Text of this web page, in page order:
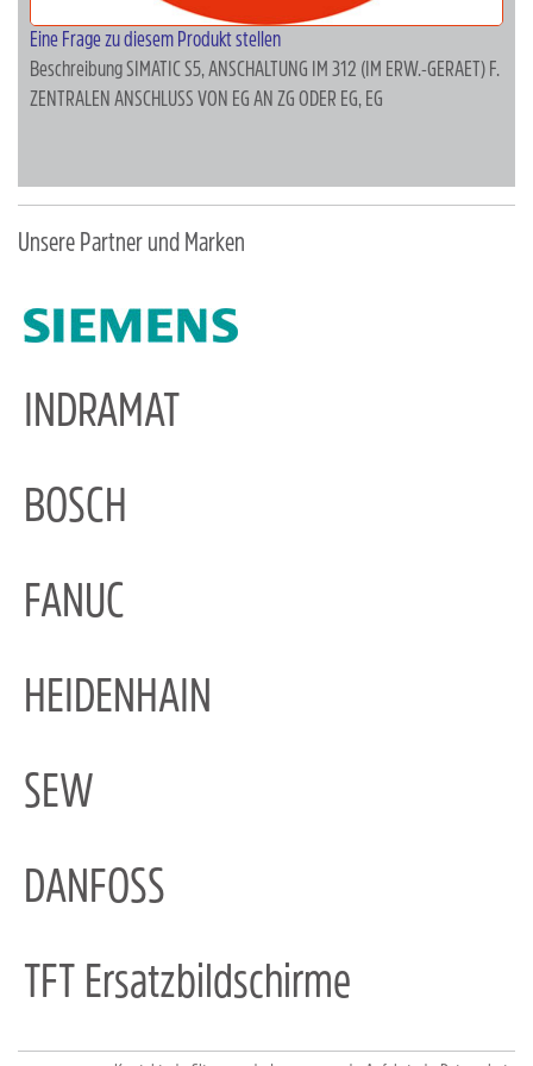
Eine Frage zu diesem Produkt stellen
BeschreibungSIMATIC S5, ANSCHALTUNG IM 312 (IM ERW.-GERAET) F.
ZENTRALEN ANSCHLUSS VON EG AN ZG ODER EG, EG
Unsere Partner und Marken
INDRAMAT
BOSCH
FANUC
HEIDENHAIN
SEW
DANFOSS
TFT Ersatzbildschirme